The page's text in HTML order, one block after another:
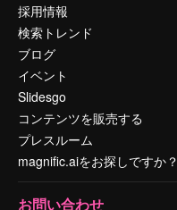
採用情報
検索トレンド
ブログ
イベント
Slidesgo
コンテンツを販売する
プレスルーム
magnific.aiをお探しですか？
お問い合わせ